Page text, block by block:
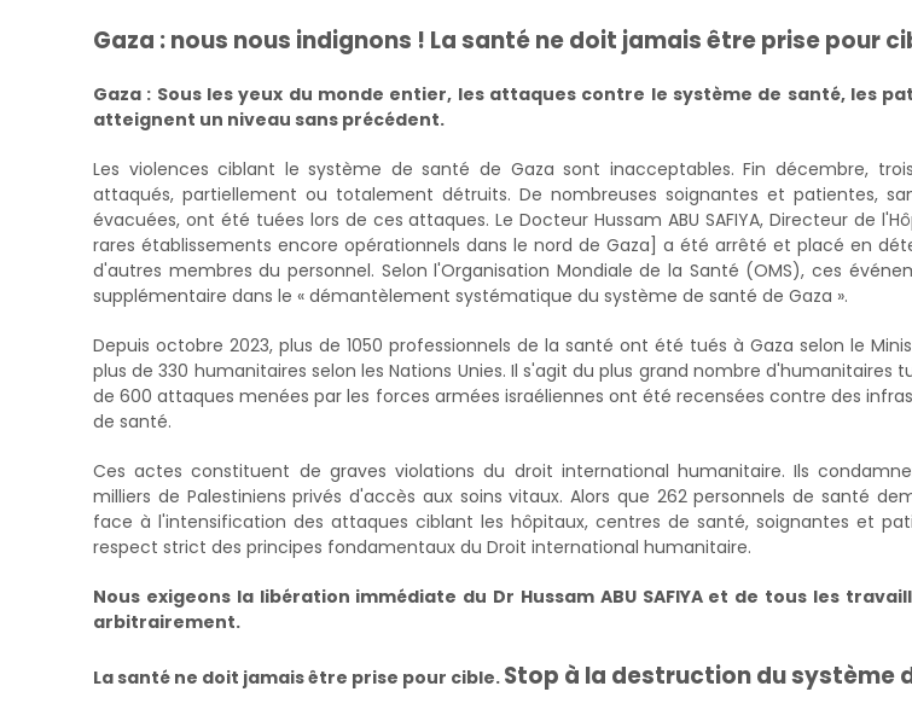
Gaza : nous nous indignons ! La santé ne doit jamais être prise pour
Gaza : Sous les yeux du monde entier, les attaques contre le système de santé, les
atteignent un niveau sans précédent.
Les violences ciblant le système de santé de Gaza sont inacceptables. Fin décembre,
attaqués, partiellement ou totalement détruits. De nombreuses soignantes et patientes,
évacuées, ont été tuées lors de ces attaques. Le Docteur Hussam ABU SAFIYA, Directeur de
rares établissements encore opérationnels dans le nord de Gaza] a été arrêté et placé en
d'autres membres du personnel. Selon l'Organisation Mondiale de la Santé (OMS), ces
supplémentaire dans le « démantèlement systématique du système de santé de Gaza ».
Depuis octobre 2023, plus de 1050 professionnels de la santé ont été tués à Gaza selon le
plus de 330 humanitaires selon les Nations Unies. Il s'agit du plus grand nombre d'humanitaires
de 600 attaques menées par les forces armées israéliennes ont été recensées contre des
de santé.
Ces actes constituent de graves violations du droit international humanitaire. Ils
milliers de Palestiniens privés d'accès aux soins vitaux. Alors que 262 personnels de santé
face à l'intensification des attaques ciblant les hôpitaux, centres de santé, soignantes et
respect strict des principes fondamentaux du Droit international humanitaire.
Nous exigeons la libération immédiate du Dr Hussam ABU SAFIYA et de tous les
arbitrairement.
La santé ne doit jamais être prise pour cible. Stop à la destruction du système